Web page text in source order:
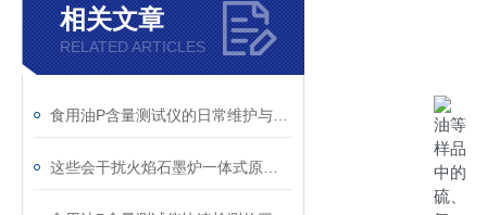
相关文章
RELATED ARTICLES